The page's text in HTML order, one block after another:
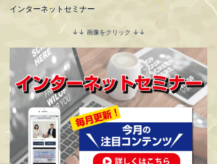
インターネットセミナー
↓↓ 画像をクリック ↓↓